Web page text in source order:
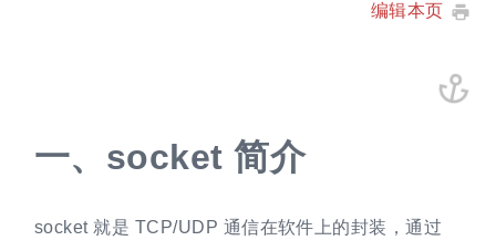
编辑本页
一、 socket 简介
socket 就是 TCP/UDP 通信在软件上的封装，通过